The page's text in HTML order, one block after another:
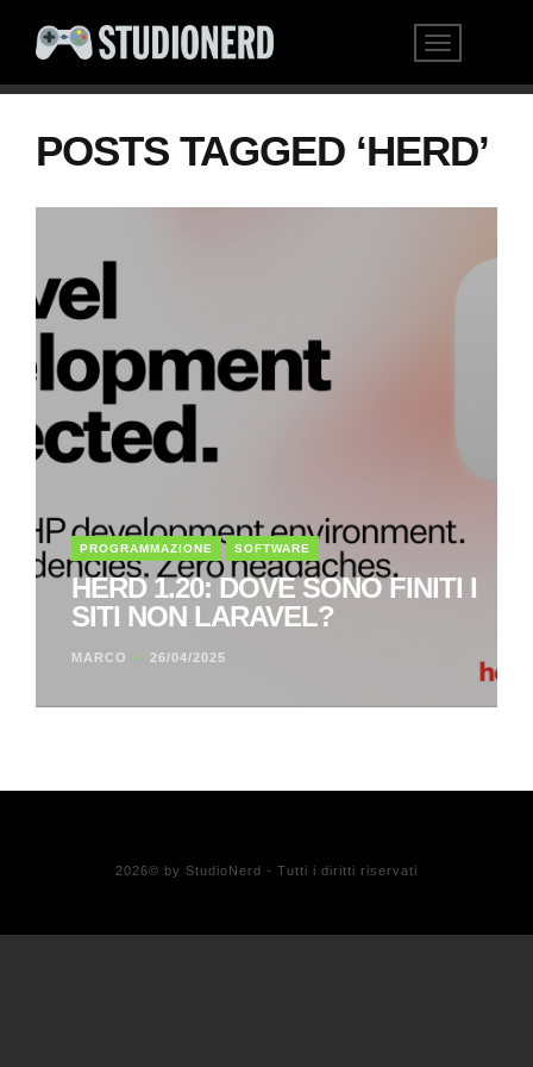
POSTS TAGGED ‘HERD’
PROGRAMMAZIONE SOFTWARE
HERD 1.20: DOVE SONO FINITI I
SITI NON LARAVEL?
MARCO 26/04/2025
2026© by StudioNerd - Tutti i diritti riservati